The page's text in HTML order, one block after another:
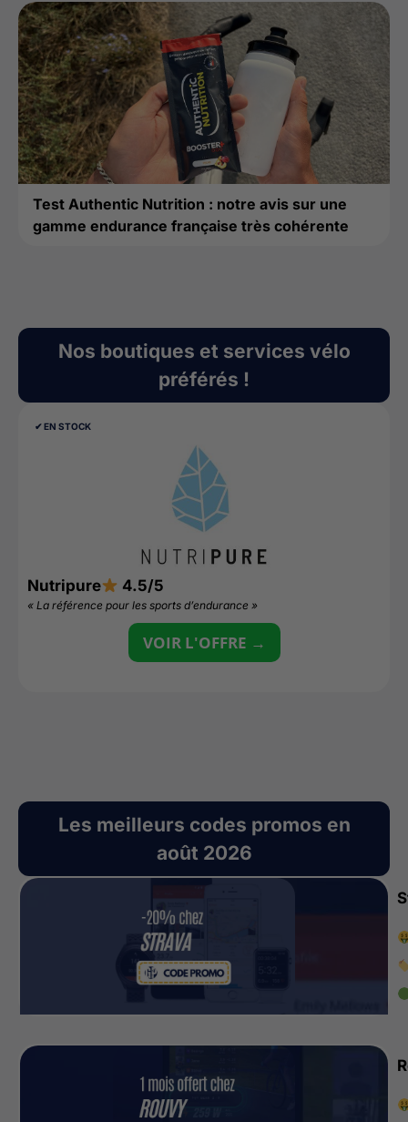
Test Authentic Nutrition : notre avis sur une
gamme endurance française très cohérente
Nos boutiques et services vélo
préférés !
✔︎ EN STOCK
Nutripure 4.5/5
« La référence pour les sports d’endurance »
VOIR L'OFFRE →
Les meilleurs codes promos en
août 2026